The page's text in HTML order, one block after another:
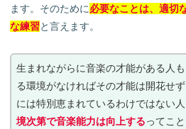
ます。そのために必要なことは、適切
な練習と言えます。
生まれながらに音楽の才能がある人
る環境がなければその才能は開花せ
には特別恵まれているわけではない
境次第で音楽能力は向上するってこと